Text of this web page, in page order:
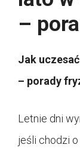
–
Jak
– porady
Letnie dni
jeśli chodzi